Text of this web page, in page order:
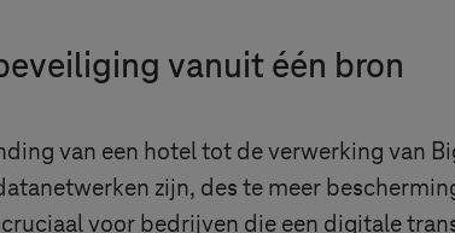
vanuit één bron
van een hotel tot de verwerking van
zijn, des te meer
voor bedrijven die een digitale